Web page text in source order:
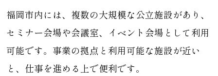
福岡市内には、複数の大規模な公立施設があり、
セミナー会場や会議室、イベント会場として利用
可能です。事業の拠点と利用可能な施設が近い
と、仕事を進める上で便利です。